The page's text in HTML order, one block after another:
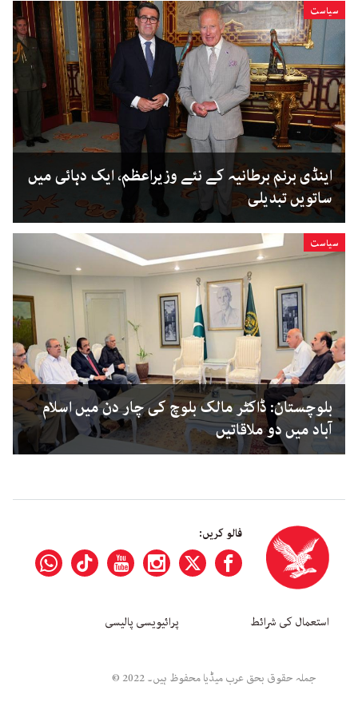
سیاست
اینڈی برنم برطانیہ کے نئے وزیراعظم، ایک دہائی میں
ساتویں تبدیلی
سیاست
بلوچستان: ڈاکٹر مالک بلوچ کی چار دن میں اسلام
آباد میں دو ملاقاتیں
فالو کریں:
استعمال کی شرائط پرائیویسی پالیسی
جملہ حقوق بحق عرب میڈیا محفوظ ہیں۔ 2022 ©